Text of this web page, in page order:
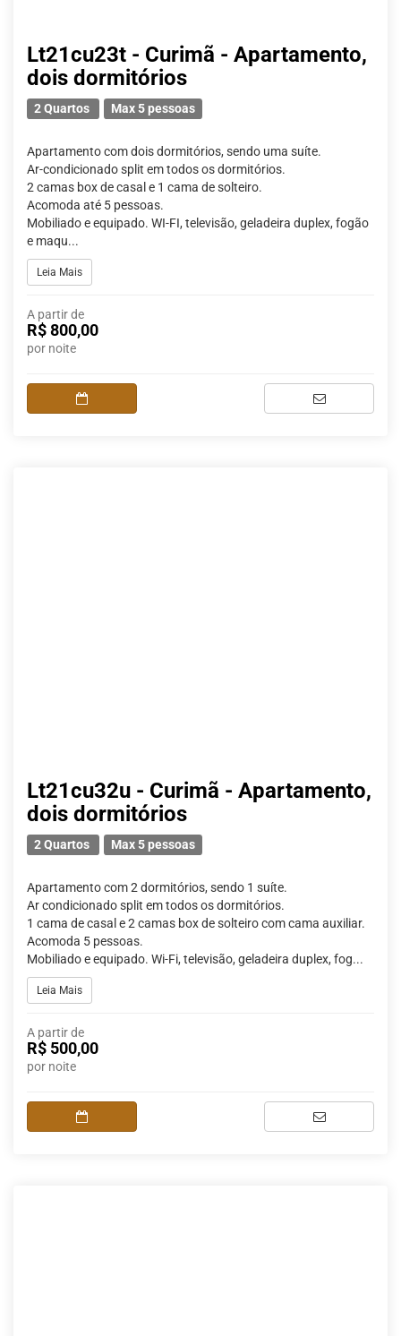
Lt21cu23t - Curimã - Apartamento,
dois dormitórios
2 Quartos Max 5 pessoas
Apartamento com dois dormitórios, sendo uma suíte.
Ar-condicionado split em todos os dormitórios.
2 camas box de casal e 1 cama de solteiro.
Acomoda até 5 pessoas.
Mobiliado e equipado. WI-FI, televisão, geladeira duplex, fogão
e maqu...
Leia Mais
A partir de
R$ 800,00
por noite
Lt21cu32u - Curimã - Apartamento,
dois dormitórios
2 Quartos Max 5 pessoas
Apartamento com 2 dormitórios, sendo 1 suíte.
Ar condicionado split em todos os dormitórios.
1 cama de casal e 2 camas box de solteiro com cama auxiliar.
Acomoda 5 pessoas.
Mobiliado e equipado. Wi-Fi, televisão, geladeira duplex, fog...
Leia Mais
A partir de
R$ 500,00
por noite